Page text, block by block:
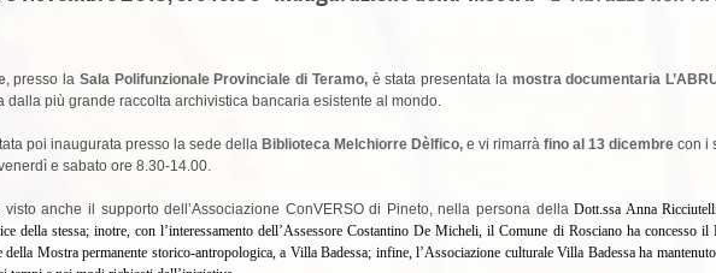
, presso la Sala Polifunzionale Provinciale di Teramo,è stata presentata la mostra documentaria
dalla più grande raccolta archivistica bancaria esistente al mondo.
poi inaugurata presso la sede della Biblioteca Melchiorre Dèlfico, e vi rimarrà fino al 13 dicembre con i
e sabato ore 8.30-14.00.
visto anche il supporto dell’Associazione ConVERSO di Pineto, nella persona dellaDott.ssa Anna
della stessa; inotre, con l’interessamento dell’Assessore Costantino De Micheli, il Comune di Rosciano ha concesso
della Mostra permanente storico-antropologica, a Villa Badessa; infine, l’Associazione culturale Villa Badessa ha